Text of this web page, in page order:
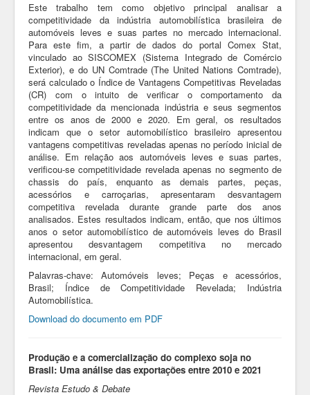
Este trabalho tem como objetivo principal analisar a
competitividade da indústria automobilística brasileira de
automóveis leves e suas partes no mercado internacional.
Para este fim, a partir de dados do portal Comex Stat,
vinculado ao SISCOMEX (Sistema Integrado de Comércio
Exterior), e do UN Comtrade (The United Nations Comtrade),
será calculado o Índice de Vantagens Competitivas Reveladas
(CR) com o intuito de verificar o comportamento da
competitividade da mencionada indústria e seus segmentos
entre os anos de 2000 e 2020. Em geral, os resultados
indicam que o setor automobilístico brasileiro apresentou
vantagens competitivas reveladas apenas no período inicial de
análise. Em relação aos automóveis leves e suas partes,
verificou-se competitividade revelada apenas no segmento de
chassis do país, enquanto as demais partes, peças,
acessórios e carroçarias, apresentaram desvantagem
competitiva revelada durante grande parte dos anos
analisados. Estes resultados indicam, então, que nos últimos
anos o setor automobilístico de automóveis leves do Brasil
apresentou desvantagem competitiva no mercado
internacional, em geral.
Palavras-chave: Automóveis leves; Peças e acessórios,
Brasil; Índice de Competitividade Revelada; Indústria
Automobilística.
Download do documento em PDF
Produção e a comercialização do complexo soja no
Brasil: Uma análise das exportações entre 2010 e 2021
Revista Estudo & Debate